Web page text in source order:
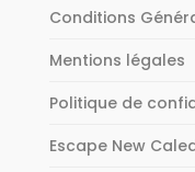
Conditions
Mentions légales
Politique de
Escape New